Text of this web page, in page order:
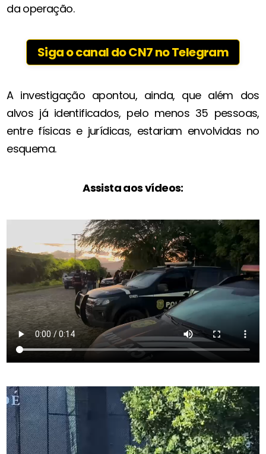
da operação.
Siga o canal do CN7 no Telegram
A investigação apontou, ainda, que além dos
alvos já identificados, pelo menos 35 pessoas,
entre físicas e jurídicas, estariam envolvidas no
esquema.
Assista aos vídeos: